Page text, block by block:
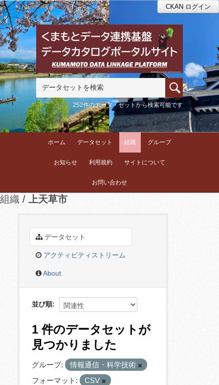
CKAN ログイン
252件のデータ・セットから検索可能です
ホーム データセット 組織 グループ
お知らせ 利用規約 サイトについて
お問い合わせ
組織 上天草市
データセット
アクティビティストリーム
About
並び順
1 件のデータセットが
見つかりました
グループ:
情報通信・科学技術
フォーマット:
CSV